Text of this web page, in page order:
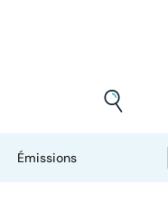
Émissions